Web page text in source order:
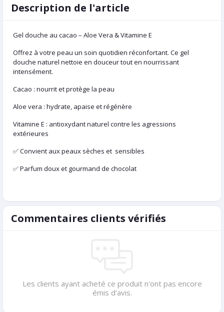
Description de l'article
Gel douche au cacao – Aloe Vera & Vitamine E
Offrez à votre peau un soin quotidien réconfortant. Ce gel
douche naturel nettoie en douceur tout en nourrissant
intensément.
Cacao : nourrit et protège la peau
Aloe vera : hydrate, apaise et régénère
Vitamine E : antioxydant naturel contre les agressions
extérieures
✅ Convient aux peaux sèches et sensibles
✅ Parfum doux et gourmand de chocolat
Commentaires clients vérifiés
Les clients ayant acheté ce produit n'ont pas encore
émis d'avis.